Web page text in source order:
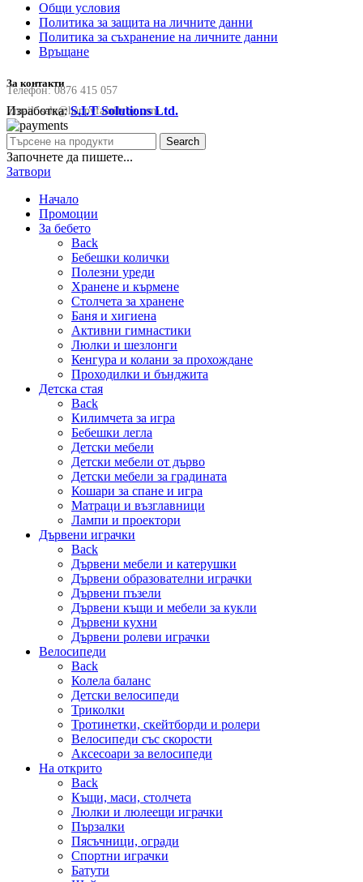
Общи условия
Политика за защита на личните данни
Политика за съхранение на личните данни
Връщане
За контакти
Телефон:0876 415 057
Email:sale@happyfamilybg.com
Изработка:S.I.T Solutions Ltd.
Search
Започнете да пишете...
Затвори
Начало
Промоции
За бебето
Back
Бебешки колички
Полезни уреди
Хранене и кърмене
Столчета за хранене
Баня и хигиена
Активни гимнастики
Люлки и шезлонги
Кенгура и колани за прохождане
Проходилки и бънджита
Детска стая
Back
Килимчета за игра
Бебешки легла
Детски мебели
Детски мебели от дърво
Детски мебели за градината
Кошари за спане и игра
Матраци и възглавници
Лампи и проектори
Дървени играчки
Back
Дървени мебели и катерушки
Дървени образователни играчки
Дървени пъзели
Дървени къщи и мебели за кукли
Дървени кухни
Дървени ролеви играчки
Велосипеди
Back
Колела баланс
Детски велосипеди
Триколки
Тротинетки, скейтборди и ролери
Велосипеди със скорости
Аксесоари за велосипеди
На открито
Back
Къщи, маси, столчета
Люлки и люлеещи играчки
Пързалки
Пясъчници, огради
Спортни играчки
Батути